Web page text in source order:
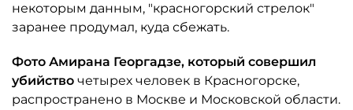
некоторым данным, "красногорский стрелок"
заранее продумал, куда сбежать.
Фото Амирана Георгадзе, который совершил
убийство четырех человек в Красногорске,
распространено в Москве и Московской области.